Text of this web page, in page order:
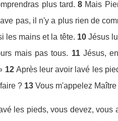
plus tard. 8 Mais
pas, il n'y a plus rien de
les mains et la tête. 10 Jésus
mais pas tous. 11 Jésus,
12 Après leur avoir lavé les
? 13 Vous m'appelez
les pieds, vous devez,